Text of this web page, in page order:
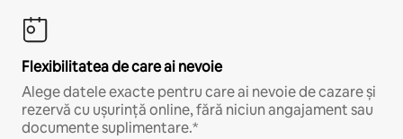
Flexibilitatea de care ai nevoie
Alege datele exacte pentru care ai nevoie de cazare și
rezervă cu ușurință online, fără niciun angajament sau
documente suplimentare.*